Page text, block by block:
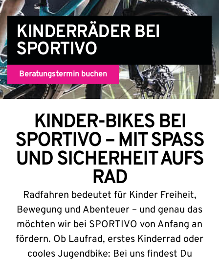
KINDERRÄDER BEI
SPORTIVO
Beratungstermin buchen
KINDER-­BIKES BEI
SPORTIVO – MIT SPASS U
ND SICHERHEIT AUFS R
AD
Radfahren bedeutet für Kinder Freiheit,
Bewegung und Abenteuer – und genau das
möchten wir bei SPORTIVO von Anfang an
fördern. Ob Laufrad, erstes Kinderrad oder
cooles Jugendbike: Bei uns findest Du